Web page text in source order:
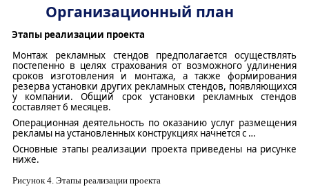
Организационный план
Этапы реализации проекта
Монтаж рекламныхстендов предполагается осуществлять
постепенно в целях страхования от возможного удлинения
сроков изготовления и монтажа, а также формирования
резерва установки других рекламных стендов, появляющихся
у компании. Общий срок установки рекламныхстендов
составляет 6 месяцев.
Операционная деятельность по оказанию услуг размещения
рекламы на установленных конструкциях начнется с …
Основные этапы реализации проекта приведены на рисунке
ниже.
Рисунок 4 . Этапы реализации проекта